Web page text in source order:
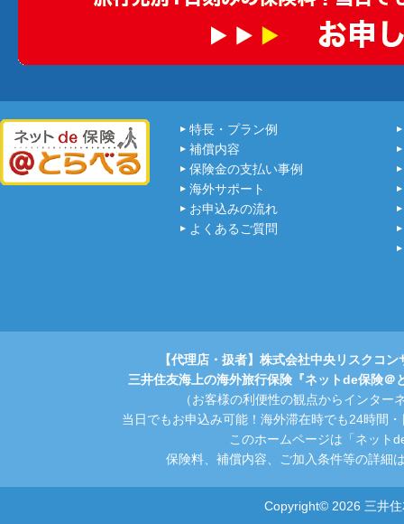
特長・プラン例
補償内容
保険金の支払い事例
海外サポート
お申込みの流れ
よくあるご質問
【代理店・扱者】株式会社中央リスクコ
三井住友海上の海外旅行保険『ネットde保険
（お客様の利便性の観点からインタ
当日でもお申込み可能！海外滞在時でも24時間
このホームページは「ネット
保険料、補償内容、ご加入条件等の詳細
Copyright© 2026 三井